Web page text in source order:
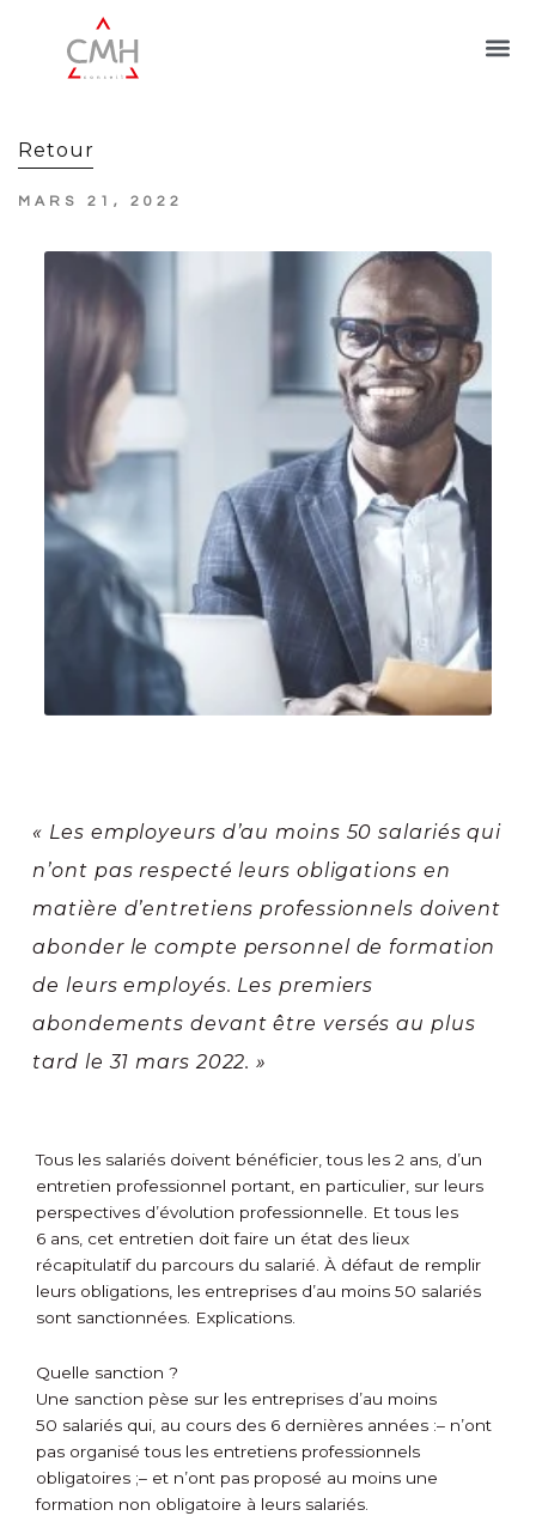
Retour
MARS 21, 2022
Entretiens
professionnels et
abondement du CPF
« Les employeurs d’au moins 50 salariés qui
n’ont pas respecté leurs obligations en
matière d’entretiens professionnels doivent
abonder le compte personnel de formation
de leurs employés. Les premiers
abondements devant être versés au plus
tard le 31 mars 2022. »
Tous les salariés doivent bénéficier, tous les 2 ans, d’un
entretien professionnel portant, en particulier, sur leurs
perspectives d’évolution professionnelle. Et tous les
6 ans, cet entretien doit faire un état des lieux
récapitulatif du parcours du salarié. À défaut de remplir
leurs obligations, les entreprises d’au moins 50 salariés
sont sanctionnées. Explications.
Quelle sanction ?
Une sanction pèse sur les entreprises d’au moins
50 salariés qui, au cours des 6 dernières années :– n’ont
pas organisé tous les entretiens professionnels
obligatoires ;– et n’ont pas proposé au moins une
formation non obligatoire à leurs salariés.